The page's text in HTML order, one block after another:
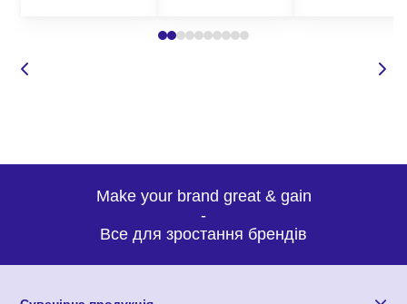
На основі цієї інформації менеджер підбере вам оптимальну
переконаєтесь у нашому професіоналізмі.
Make your brand great & gain
-
Все для зростання брендів